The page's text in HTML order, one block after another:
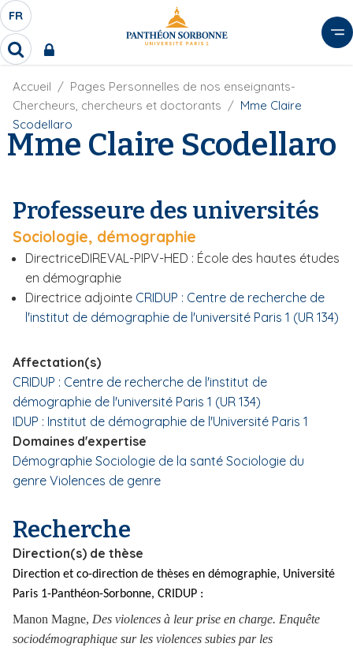
A
l
l
e
S
É
L
E
C
T
E
U
E
L
F
R
FR
R
c
h
e
r
c
r
F
i
d
'
A
a
n
e
Accueil
Pages Personnelles de nos enseignants-
Chercheurs, chercheurs et doctorants
Mme Claire
Scodellaro
Mme Claire Scodellaro
Professeure des universités
Sociologie, démographie
DirectriceDIREVAL-PIPV-HED : École des hautes études
en démographie
Directrice adjointe CRIDUP : Centre de recherche de
l'institut de démographie de l'université Paris 1 (UR 134)
Affectation(s)
CRIDUP : Centre de recherche de l'institut de
démographie de l'université Paris 1 (UR 134)
IDUP : Institut de démographie de l'Université Paris 1
Domaines d'expertise
Démographie Sociologie de la santé Sociologie du
genre Violences de genre
Recherche
Direction(s) de thèse
Direction et co-direction de thèses en démographie, Université
Paris 1-Panthéon-Sorbonne, CRIDUP :
Manon Magne, Des violences à leur prise en charge. Enquête
sociodémographique sur les violences subies par les